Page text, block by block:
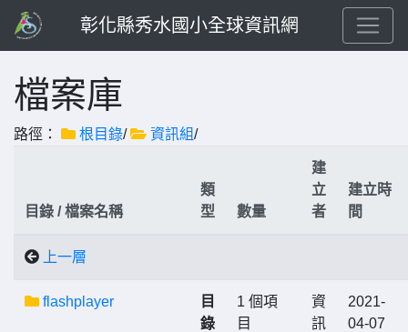
彰化縣秀水國小全球資訊網
檔案庫
路徑： 根目錄/ 資訊組/
目錄 / 檔案名稱
類
型
數量
建
立
者
建立時
間
上一層
flashplayer
目
錄
1 個項
目
資
訊
2021-
04-07